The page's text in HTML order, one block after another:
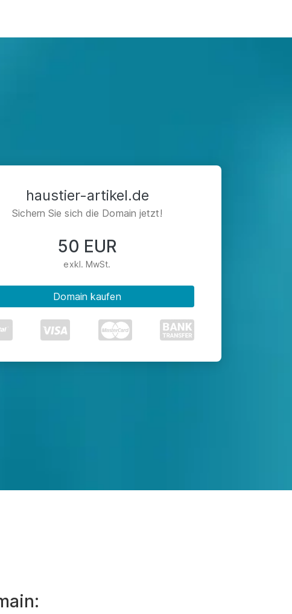
haustier-artikel.de
Sichern Sie sich die Domain jetzt!
50 EUR
exkl. MwSt.
Domain kaufen